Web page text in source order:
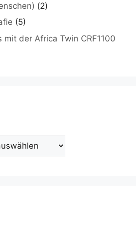
(2)
(5)
mit der Africa Twin CRF1100